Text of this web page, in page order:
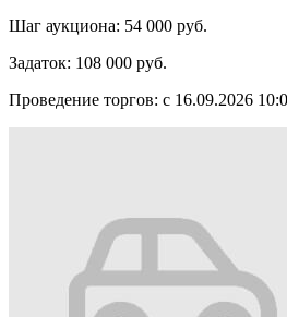
Шаг аукциона: 54 000 руб.
Задаток: 108 000 руб.
Проведение торгов: с 16.09.2026